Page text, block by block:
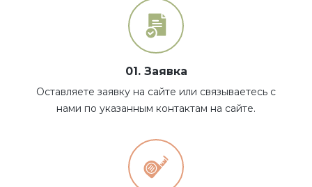
01. Заявка
Оставляете заявку на сайте или связываетесь с
нами по указанным контактам на сайте.